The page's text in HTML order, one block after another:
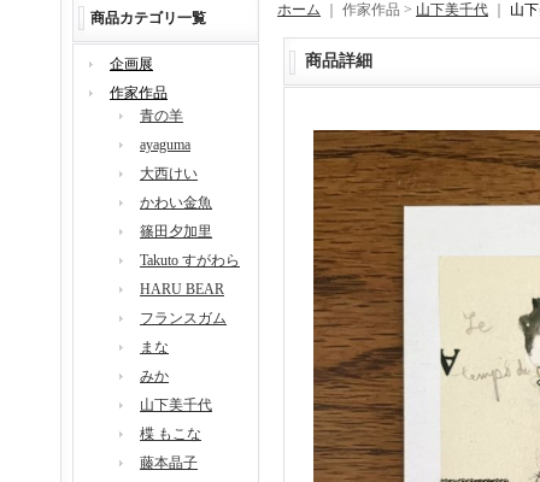
商品カテゴリ一覧
企画展
作家作品
青の羊
ayaguma
大西けい
かわい金魚
篠田夕加里
Takuto すがわら
HARU BEAR
フランスガム
まな
みか
山下美千代
楪 もこな
藤本晶子
ホーム ｜ 作家作品 > 山下美千代 山
商品詳細